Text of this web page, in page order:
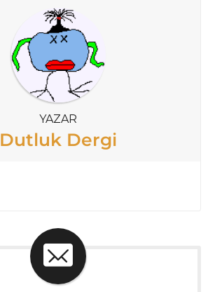
YAZAR
Dutluk Dergi